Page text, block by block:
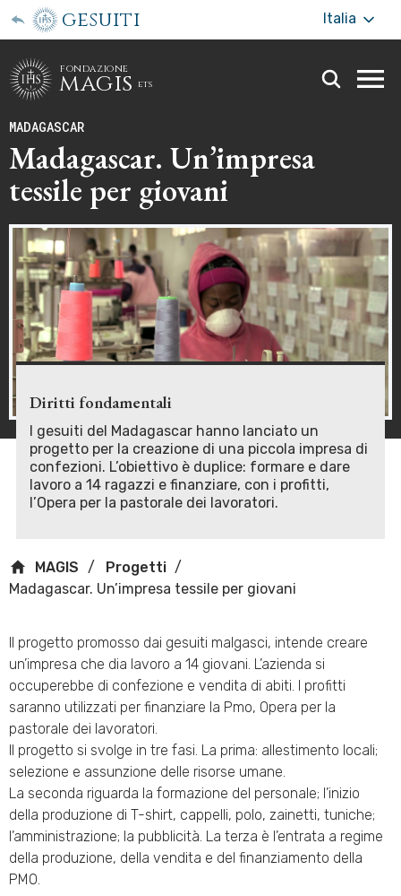
gesuiti Italia
fondazione
magis ets
MADAGASCAR
Madagascar. Un’impresa
tessile per giovani
Diritti fondamentali
I gesuiti del Madagascar hanno lanciato un
progetto per la creazione di una piccola impresa di
confezioni. L’obiettivo è duplice: formare e dare
lavoro a 14 ragazzi e finanziare, con i profitti,
l’Opera per la pastorale dei lavoratori.
MAGIS
Progetti
Madagascar. Un’impresa tessile per giovani
Il progetto promosso dai gesuiti malgasci, intende creare
un’impresa che dia lavoro a 14 giovani. L’azienda si
occuperebbe di confezione e vendita di abiti. I profitti
saranno utilizzati per finanziare la Pmo, Opera per la
pastorale dei lavoratori.
Il progetto si svolge in tre fasi. La prima: allestimento locali;
selezione e assunzione delle risorse umane.
La seconda riguarda la formazione del personale; l’inizio
della produzione di T-shirt, cappelli, polo, zainetti, tuniche;
l’amministrazione; la pubblicità. La terza è l’entrata a regime
della produzione, della vendita e del finanziamento della
PMO.